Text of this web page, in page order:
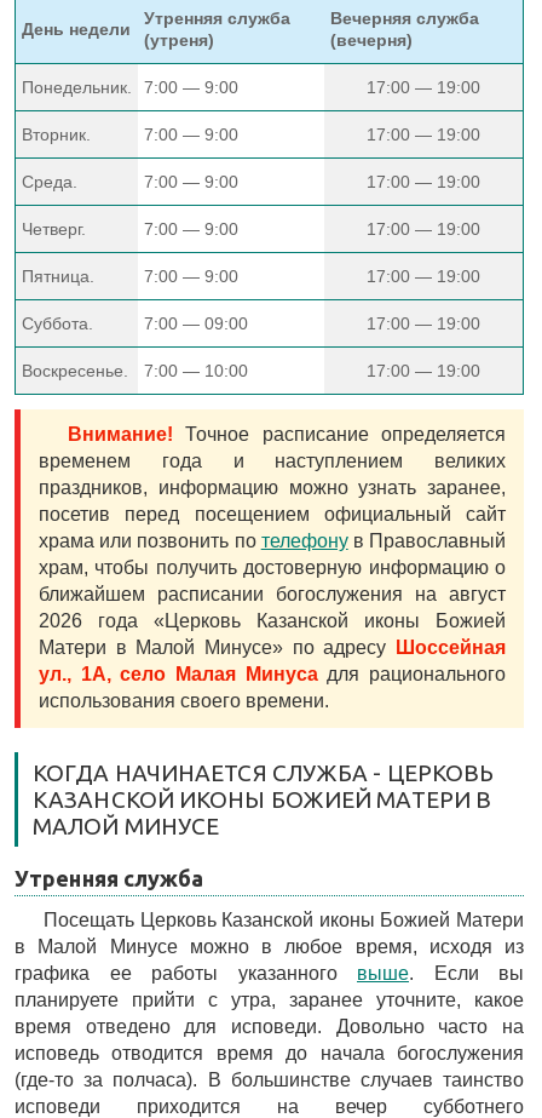
День недели
Утренняя служба
(утреня)
Вечерняя служба
(вечерня)
Понедельник. 7:00 — 9:00 17:00 — 19:00
Вторник. 7:00 — 9:00 17:00 — 19:00
Среда. 7:00 — 9:00 17:00 — 19:00
Четверг. 7:00 — 9:00 17:00 — 19:00
Пятница. 7:00 — 9:00 17:00 — 19:00
Суббота. 7:00 — 09:00 17:00 — 19:00
Воскресенье. 7:00 — 10:00 17:00 — 19:00
Внимание! Точное расписание определяется
временем года и наступлением великих
праздников, информацию можно узнать заранее,
посетив перед посещением официальный сайт
храма или позвонить по телефонув Православный
храм, чтобы получить достоверную информацию о
ближайшем расписании богослужения на август
2026 года «Церковь Казанской иконы Божией
Матери в Малой Минусе» по адресу
Шоссейная
ул., 1А, село Малая Минусадля рационального
использования своего времени.
КОГДА НАЧИНАЕТСЯ СЛУЖБА - ЦЕРКОВЬ
КАЗАНСКОЙ ИКОНЫ БОЖИЕЙ МАТЕРИ В
МАЛОЙ МИНУСЕ
Утренняя служба
Посещать Церковь Казанской иконы Божией Матери
в Малой Минусе можно в любое время, исходя из
графика ее работы указанного выше. Если вы
планируете прийти с утра, заранее уточните, какое
время отведено для исповеди. Довольно часто на
исповедь отводится время до начала богослужения
(где-то за полчаса). В большинстве случаев таинство
исповеди приходится на вечер субботнего